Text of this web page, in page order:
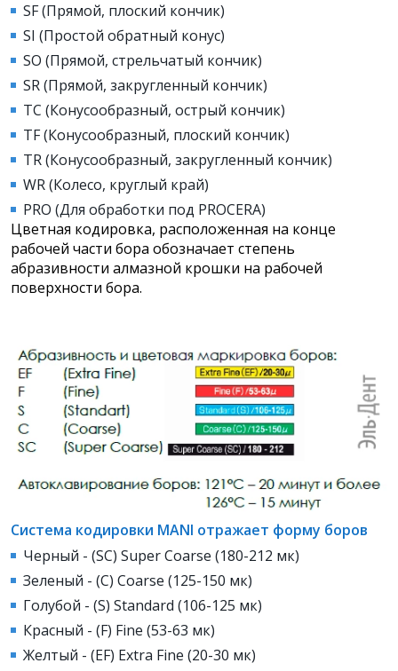
SF (Прямой, плоский кончик)
SI (Простой обратный конус)
SO (Прямой, стрельчатый кончик)
SR (Прямой, закругленный кончик)
TC (Конусообразный, острый кончик)
TF (Конусообразный, плоский кончик)
TR (Конусообразный, закругленный кончик)
WR (Колесо, круглый край)
PRO (Для обработки под PROCERA)
Цветная кодировка, расположенная на конце
рабочей части бора обозначает степень
абразивности алмазной крошки на рабочей
поверхности бора.
Система кодировки MANI отражает форму боров
Черный - (SC) Super Coarse (180-212 мк)
Зеленый - (С) Coarse (125-150 мк)
Голубой - (S) Standard (106-125 мк)
Красный - (F) Fine (53-63 мк)
Желтый - (EF) Extra Fine (20-30 мк)